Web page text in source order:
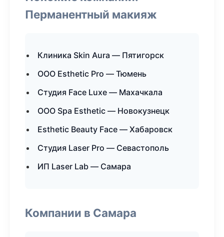
Перманентный макияж
Клиника Skin Aura — Пятигорск
ООО Esthetic Pro — Тюмень
Студия Face Luxe — Махачкала
ООО Spa Esthetic — Новокузнецк
Esthetic Beauty Face — Хабаровск
Студия Laser Pro — Севастополь
ИП Laser Lab — Самара
Компании в Самара